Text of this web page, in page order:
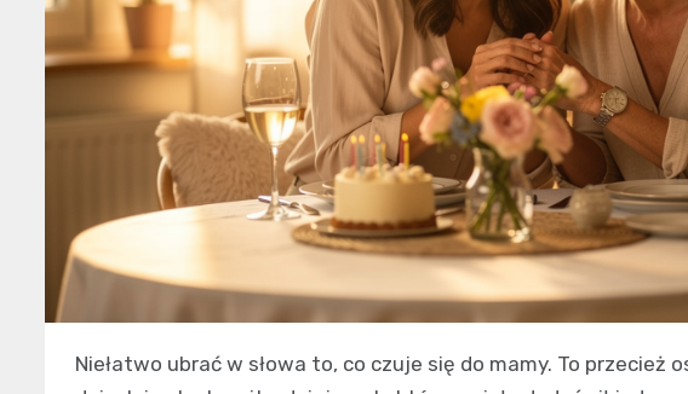
Niełatwo ubrać w słowa to, co czuje się do mamy. To przecież